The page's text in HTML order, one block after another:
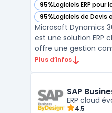
95%Logiciels ERP
— voir Microsoft
95%Logiciels de Devis
— voir Microsoft
Microsoft Dynamics
est une solution ERP
offre une gestion
essentielles d’une
croissance, Business
...
Plus d’infos
SAP
ERP cloud
4.5